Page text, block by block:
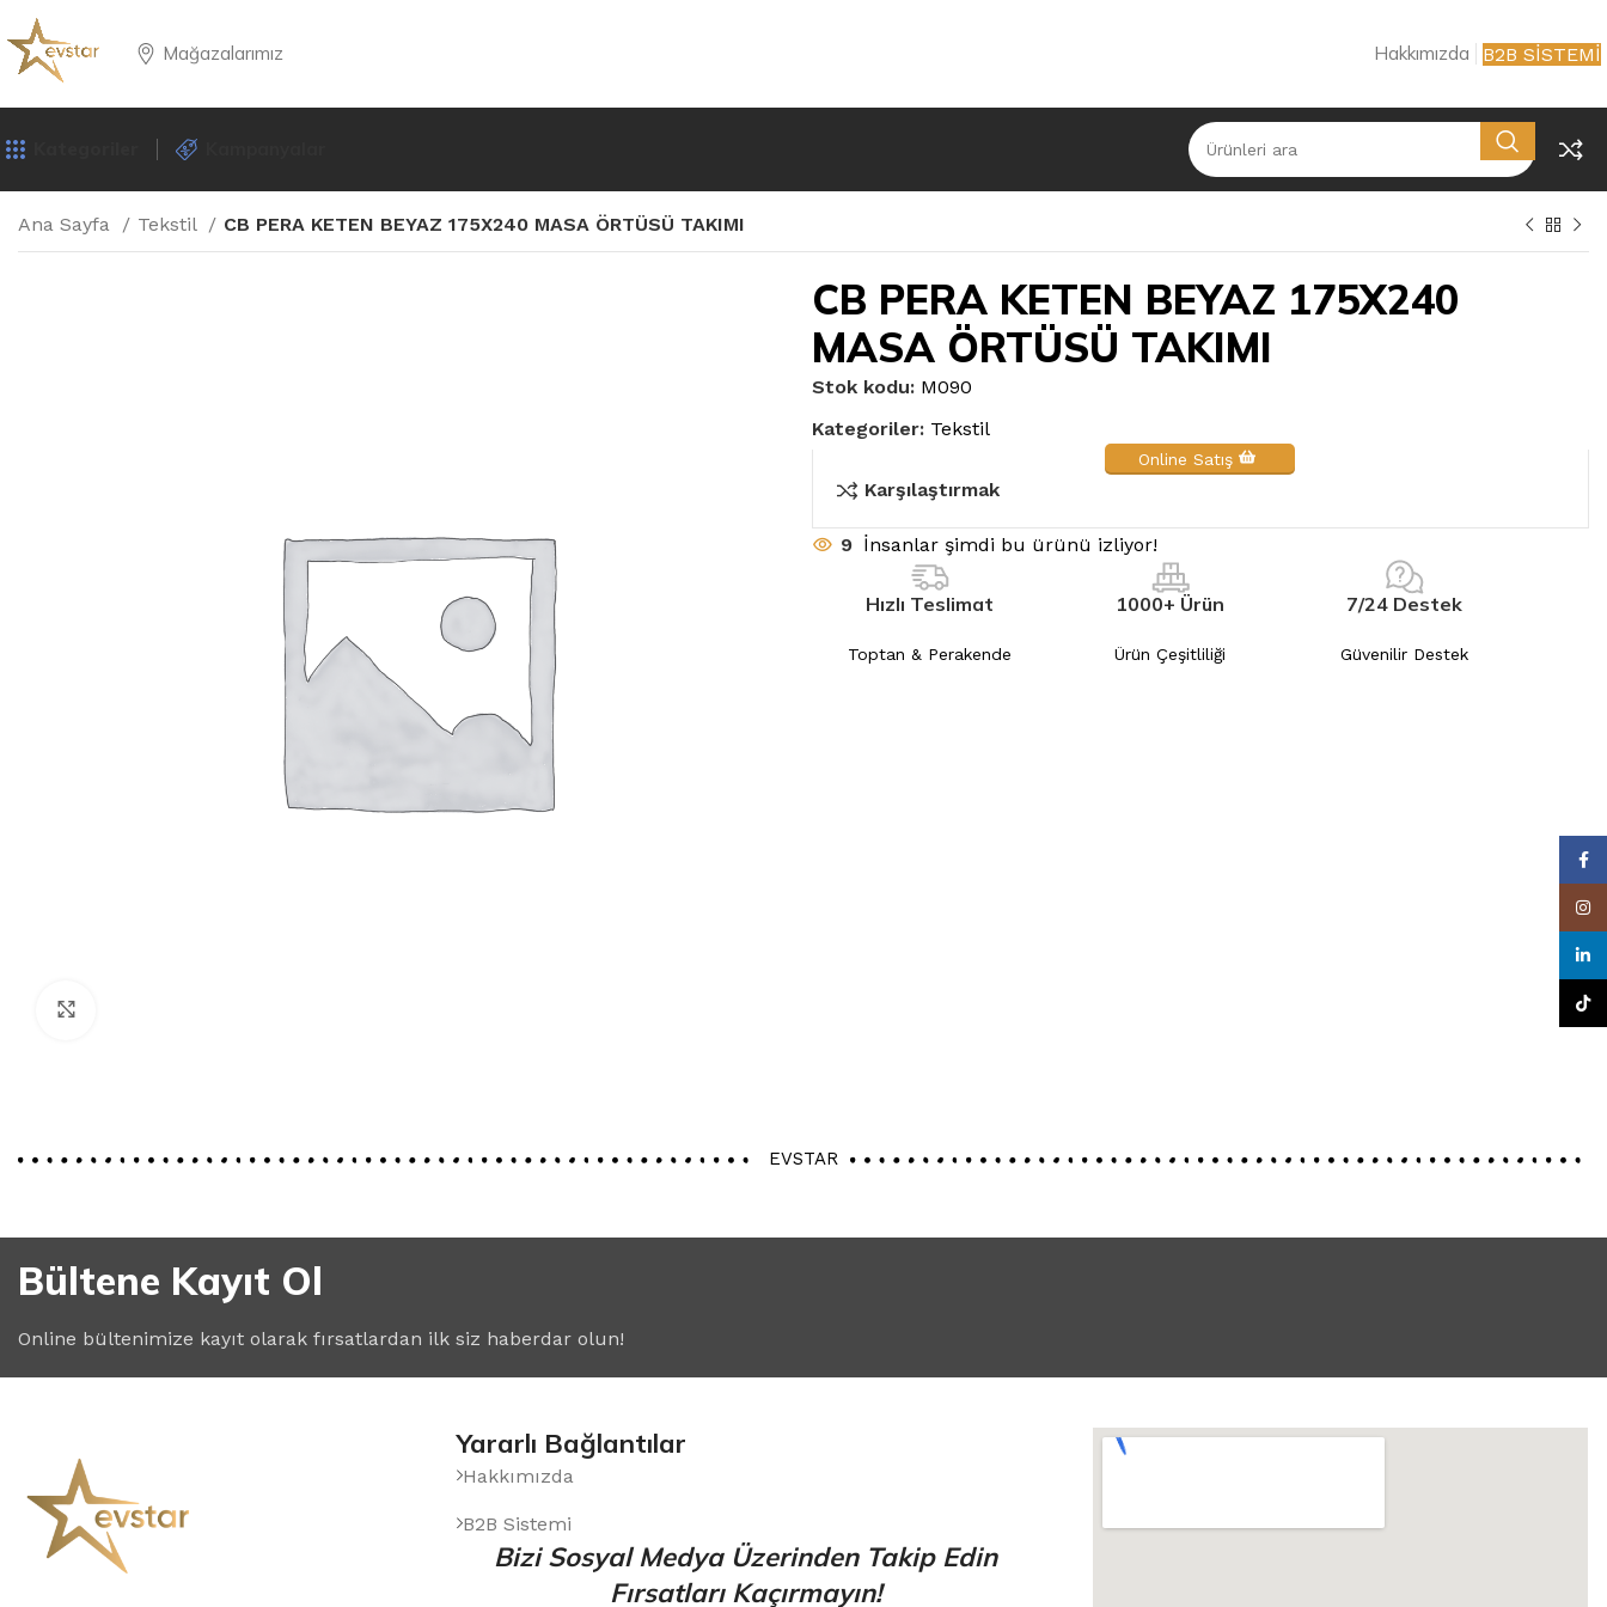
Mağazalarımız Hakkımızda B2B SİSTEMİ
Ana Sayfa Tekstil CB PERA KETEN BEYAZ 175X240 MASA ÖRTÜSÜ TAKIMI
CB PERA KETEN BEYAZ 175X240
MASA ÖRTÜSÜ TAKIMI
Stok kodu: M090
Kategoriler: Tekstil
Online Satış
Karşılaştırmak
9 İnsanlar şimdi bu ürünü izliyor!
Hızlı Teslimat
Toptan & Perakende
1000+ Ürün
Ürün Çeşitliliği
7/24 Destek
Güvenilir Destek
EVSTAR
Bültene Kayıt Ol
Online bültenimize kayıt olarak fırsatlardan ilk siz haberdar olun!
Yararlı Bağlantılar
Hakkımızda
B2B Sistemi
Bizi Sosyal Medya Üzerinden Takip Edin
Fırsatları Kaçırmayın!
tiktok